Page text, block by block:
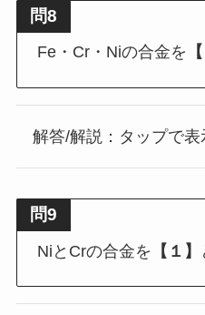
問8
Fe・Cr・Niの合金を
解答/解説：タップで表
問9
NiとCrの合金を 【１】